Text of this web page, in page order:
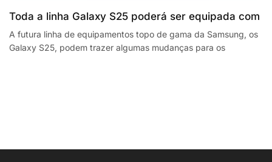
Toda a linha Galaxy S25 poderá ser equipada com
processadores SnapdragonSegway Ninebot E2,
F2 Plus, and MaxG2 e-scooters review
A futura linha de equipamentos topo de gama da Samsung, os
Galaxy S25, podem trazer algumas mudanças para os